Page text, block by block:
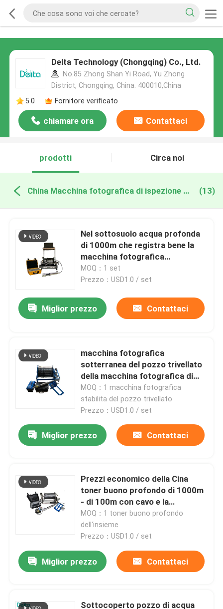
Delta Technology (Chongqing) Co., Ltd.
No.85 Zhong Shan Yi Road, Yu Zhong
District, Chongqing, China. 400010,China
5.0
Fornitore verificato
chiamare ora Contattaci
prodotti Circa noi
China Macchina fotografica di ispezione del pozzo trivellato (13)
Nel sottosuolo acqua profonda
di 1000m che registra bene la
macchina fotografica
impermeabile del pozzo
trivellato di ispezione del tubo
MOQ：1 set
Prezzo：USD1.0 / set
Miglior prezzo Contattaci
macchina fotografica
sotterranea del pozzo trivellato
della macchina fotografica di
Borewell del pozzo d'acqua di
1000m
MOQ：1 macchina fotografica
stabilita del pozzo trivellato
Prezzo：USD1.0 / set
Miglior prezzo Contattaci
Prezzi economico della Cina
toner buono profondo di 1000m
- di 100m con cavo e la
macchina fotografica
MOQ：1 toner buono profondo
dell'insieme
Prezzo：USD1.0 / set
Miglior prezzo Contattaci
Sottocoperto pozzo di acqua